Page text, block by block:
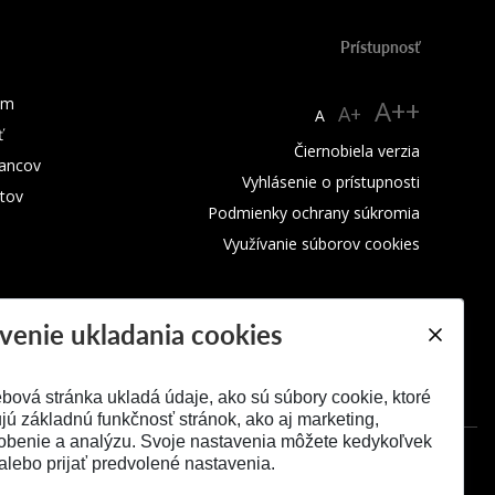
Prístupnosť
A A+ A++
Čiernobiela verzia
Vyhlásenie o prístupnosti
Podmienky ochrany súkromia
Využívanie súborov cookies
ukladania cookies
stránka ukladá údaje, ako sú súbory cookie, ktoré
základnú funkčnosť stránok, ako aj marketing,
a analýzu. Svoje nastavenia môžete kedykoľvek
prijať predvolené nastavenia.